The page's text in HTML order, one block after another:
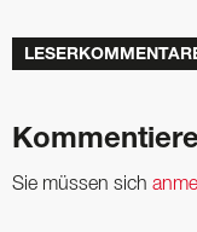
Sie müssen sich